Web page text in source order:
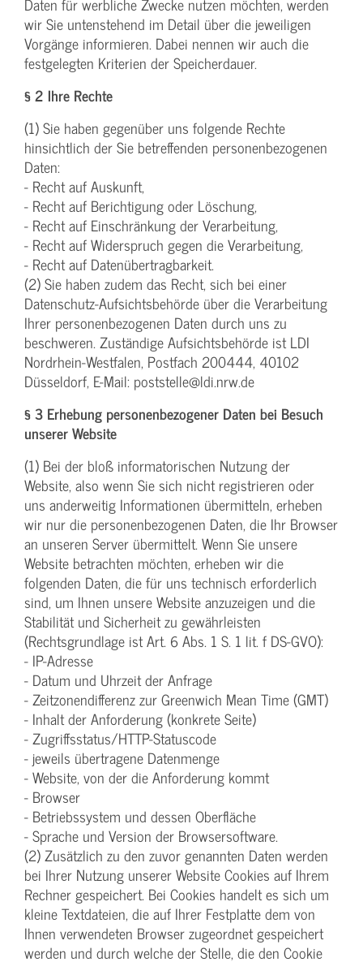
wir Sie untenstehend im Detail über die jeweiligen
Vorgänge informieren. Dabei nennen wir auch die
festgelegten Kriterien der Speicherdauer.
§ 2 Ihre Rechte
(1) Sie haben gegenüber uns folgende Rechte
hinsichtlich der Sie betreffenden personenbezogenen
Daten:
- Recht auf Auskunft,
- Recht auf Berichtigung oder Löschung,
- Recht auf Einschränkung der Verarbeitung,
- Recht auf Widerspruch gegen die Verarbeitung,
- Recht auf Datenübertragbarkeit.
(2) Sie haben zudem das Recht, sich bei einer
Datenschutz-Aufsichtsbehörde über die Verarbeitung
Ihrer personenbezogenen Daten durch uns zu
beschweren. Zuständige Aufsichtsbehörde ist LDI
Nordrhein-Westfalen, Postfach 200444, 40102
Düsseldorf, E-Mail: poststelle@ldi.nrw.de
§ 3 Erhebung personenbezogener Daten bei Besuch
unserer Website
(1) Bei der bloß informatorischen Nutzung der
Website, also wenn Sie sich nicht registrieren oder
uns anderweitig Informationen übermitteln, erheben
wir nur die personenbezogenen Daten, die Ihr Browser
an unseren Server übermittelt. Wenn Sie unsere
Website betrachten möchten, erheben wir die
folgenden Daten, die für uns technisch erforderlich
sind, um Ihnen unsere Website anzuzeigen und die
Stabilität und Sicherheit zu gewährleisten
(Rechtsgrundlage ist Art. 6 Abs. 1 S. 1 lit. f DS-GVO):
- IP-Adresse
- Datum und Uhrzeit der Anfrage
- Zeitzonendifferenz zur Greenwich Mean Time (GMT)
- Inhalt der Anforderung (konkrete Seite)
- Zugriffsstatus/HTTP-Statuscode
- jeweils übertragene Datenmenge
- Website, von der die Anforderung kommt
- Browser
- Betriebssystem und dessen Oberfläche
- Sprache und Version der Browsersoftware.
(2) Zusätzlich zu den zuvor genannten Daten werden
bei Ihrer Nutzung unserer Website Cookies auf Ihrem
Rechner gespeichert. Bei Cookies handelt es sich um
kleine Textdateien, die auf Ihrer Festplatte dem von
Ihnen verwendeten Browser zugeordnet gespeichert
werden und durch welche der Stelle, die den Cookie